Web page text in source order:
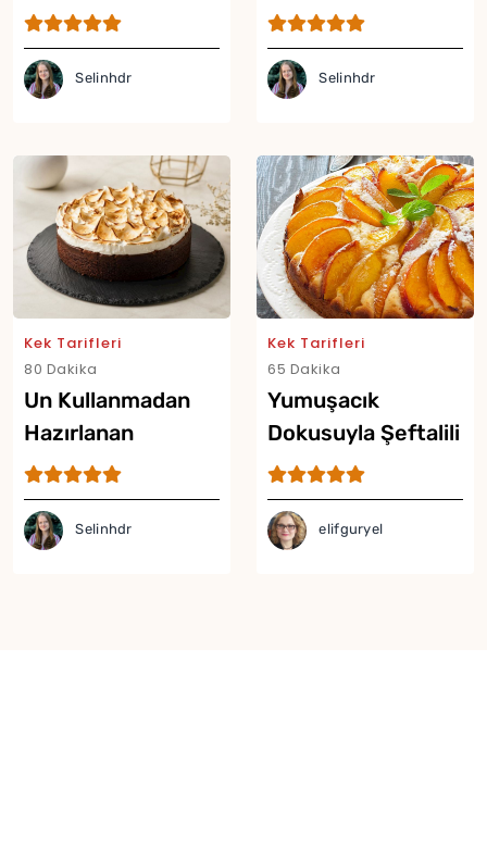
Selinhdr
Kek Tarifi
Selinhdr
Kek Tarifleri
80 Dakika
Un Kullanmadan
Hazırlanan
Çikolatalı Kek Tarifi
Selinhdr
Kek Tarifleri
65 Dakika
Yumuşacık
Dokusuyla Şeftalili
Yaz Keki Tarifi
elifguryel